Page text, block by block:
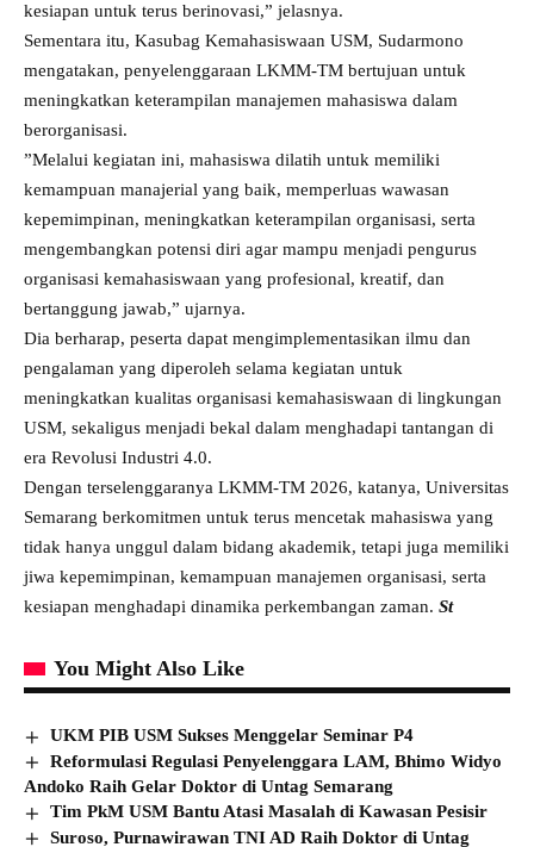
kesiapan untuk terus berinovasi,” jelasnya.
Sementara itu, Kasubag Kemahasiswaan USM, Sudarmono
mengatakan, penyelenggaraan LKMM-TM bertujuan untuk
meningkatkan keterampilan manajemen mahasiswa dalam
berorganisasi.
”Melalui kegiatan ini, mahasiswa dilatih untuk memiliki
kemampuan manajerial yang baik, memperluas wawasan
kepemimpinan, meningkatkan keterampilan organisasi, serta
mengembangkan potensi diri agar mampu menjadi pengurus
organisasi kemahasiswaan yang profesional, kreatif, dan
bertanggung jawab,” ujarnya.
Dia berharap, peserta dapat mengimplementasikan ilmu dan
pengalaman yang diperoleh selama kegiatan untuk
meningkatkan kualitas organisasi kemahasiswaan di lingkungan
USM, sekaligus menjadi bekal dalam menghadapi tantangan di
era Revolusi Industri 4.0.
Dengan terselenggaranya LKMM-TM 2026, katanya, Universitas
Semarang berkomitmen untuk terus mencetak mahasiswa yang
tidak hanya unggul dalam bidang akademik, tetapi juga memiliki
jiwa kepemimpinan, kemampuan manajemen organisasi, serta
kesiapan menghadapi dinamika perkembangan zaman. St
You Might Also Like
UKM PIB USM Sukses Menggelar Seminar P4
Reformulasi Regulasi Penyelenggara LAM, Bhimo Widyo
Andoko Raih Gelar Doktor di Untag Semarang
Tim PkM USM Bantu Atasi Masalah di Kawasan Pesisir
Suroso, Purnawirawan TNI AD Raih Doktor di Untag